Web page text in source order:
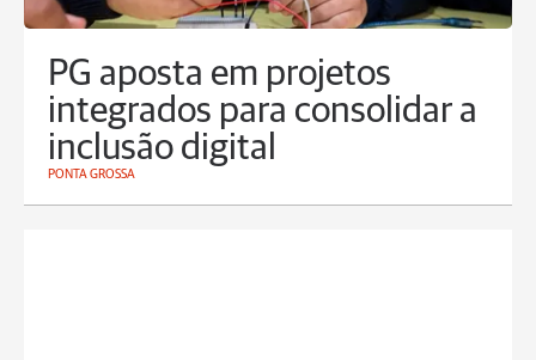
PG aposta em projetos
integrados para consolidar a
inclusão digital
PONTA GROSSA